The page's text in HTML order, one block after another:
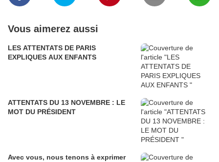
Vous aimerez aussi
LES ATTENTATS DE PARIS
EXPLIQUES AUX ENFANTS
ATTENTATS DU 13 NOVEMBRE : LE
MOT DU PRÉSIDENT
Avec vous, nous tenons à exprimer